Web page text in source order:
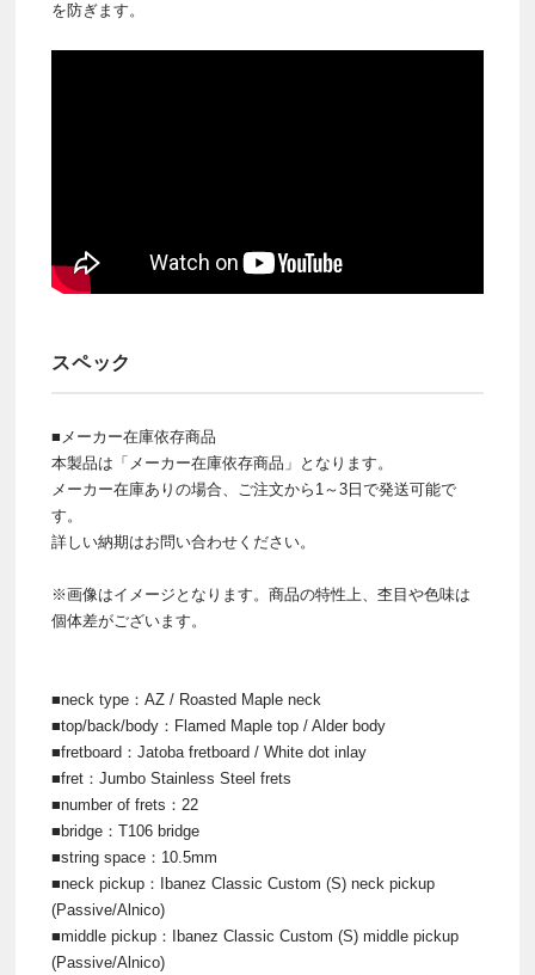
を防ぎます。
スペック
■メーカー在庫依存商品
本製品は「メーカー在庫依存商品」となります。
メーカー在庫ありの場合、ご注文から1～3日で発送可能で
す。
詳しい納期はお問い合わせください。
※画像はイメージとなります。商品の特性上、杢目や色味は
個体差がございます。
■neck type：AZ / Roasted Maple neck
■top/back/body：Flamed Maple top / Alder body
■fretboard：Jatoba fretboard / White dot inlay
■fret：Jumbo Stainless Steel frets
■number of frets：22
■bridge：T106 bridge
■string space：10.5mm
■neck pickup：Ibanez Classic Custom (S) neck pickup
(Passive/Alnico)
■middle pickup：Ibanez Classic Custom (S) middle pickup
(Passive/Alnico)